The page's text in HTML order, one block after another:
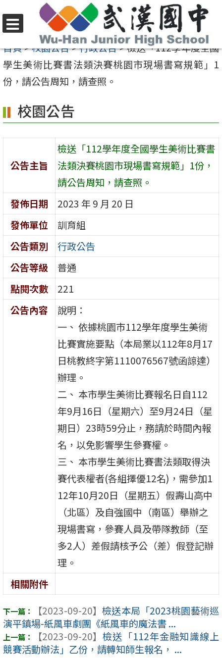
至
要
內
區
選
單
首頁>校園公告>行政公告>檢送「112學年度全國
學生美術比賽書法類決賽桃園市現場書寫規範」1
份，請公告周知，請查照。
校園公告
公告主旨
檢送「112學年度全國學生美術比賽書
法類決賽桃園市現場書寫規範」1份，
請公告周知，請查照。
發佈日期
2023 年 9 月 20 日
發佈單位
訓育組
公告類別
行政公告
公告等級
普通
點閱次數
221
公告內容
說明：
一、 依據桃園市112學年度學生美術
比賽實施要點（本局業以112年8月17
日桃教終字第1110076567號函諒達）
辦理。
二、 本市學生美術比賽報名日自112
年9月16日（星期六）至9月24日（星
期日）23時59分止，務請於時間內報
名，以免影響學生參賽權。
三、 本市學生美術比賽書法類取得決
賽代表權者(各組擇優12名)，需參加1
12年10月20日（星期五）假壽山高中
（北區）及自強國中（南區）舉辦之
現場書寫，參賽人員及帶隊教師（至
多2人）差假請核予公（差）假登記辦
理。
相關附件
【2023-09-20】 檢送本局「2023桃園藝術巡
演平鎮場-紙風車劇團《紙風車的魔法書 ...
【2023-09-20】 檢送「112年金融知識線上
競賽活動辦法」乙份，請轉知師生報名， ...